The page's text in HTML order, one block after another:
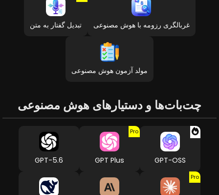
تبدیل گفتار به متن غربالگری رزومه با هوش مصنوعی
مولد آزمون هوش مصنوعی
چت‌بات‌ها و دستیارهای هوش مصنوعی
GPT-5.6 GPT Plus
Pro
GPT-OSS
Pro